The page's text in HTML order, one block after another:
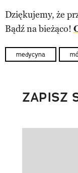
Dziękujemy, że
Bądź na bieżąco!
medycyna
ZAPISZ